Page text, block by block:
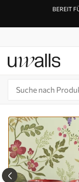
BEREIT